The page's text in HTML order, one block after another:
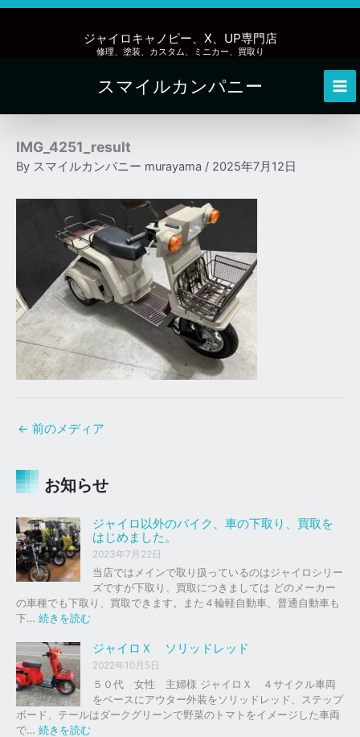
内
ッ
ジャイロキャノピー、X、UP専門店
修理、塗装、カスタム、ミニカー、買取り
スマイルカンパニー
IMG_4251_result
By スマイルカンパニー murayama / 2025年7月12日
← 前のメディア
お知らせ
ジャイロ以外のバイク、車の下取り、買取を
はじめました。
2023年7月22日
当店ではメインで取り扱っているのはジャイロシリー
ズですが下取り、買取につきましては どのメーカー
の車種でも下取り、買取できます。また４輪軽自動車、普通自動車も
下… 続きを読む
ャ
イ
ロ
以
外
の
ジャイロＸ ソリッドレッド
2022年10月5日
５０代 女性 主婦様 ジャイロＸ ４サイクル車両
をベースにアウター外装をソリッドレッド、ステップ
ボード、テールはダークグリーンで野菜のトマトをイメージした車両
で… 続きを読む